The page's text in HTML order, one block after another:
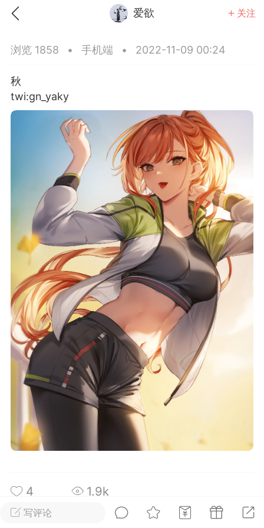
爱欲 关注
ACGN社区之资源搜索篇
任务中心
完成任务领奖励
了
问答求助
寻找答案之旅
报社 实习会员 ACGN成员
25 11:09 公开内容
界剧场版：九劫焚天》定档8月8日
讯视频独家上线。
美世界》系列第二部剧场版作品。故事
纪元终极之战，祖祭灵柳神挺身而出率
暗大劫。荒天帝石昊以一滴真血化作分
苍茫壮阔，异域四位不朽之王——昆
级建模霸气十足，柳神全新造型引发热
写评论
浏览 1858 • 手机端 • 2022-11-09 00:24
秋
twi:gn_yaky ​​​
4 1.9k